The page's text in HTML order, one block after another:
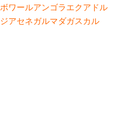
ワールアンゴラ エクアドル
アセネガルマダガスカル